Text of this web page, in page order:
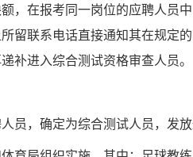
，在报考同一岗位的应聘人员
留联系电话直接通知其在规定
补进入综合测试资格审查人员。
员，确定为综合测试人员，发